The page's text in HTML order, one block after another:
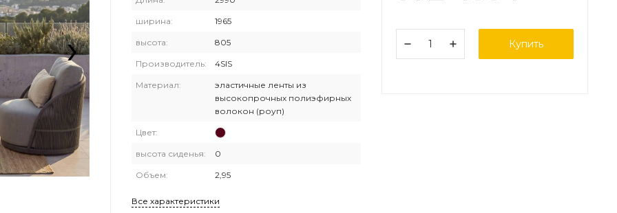
›
ширина: 1965
высота: 805
Производитель: 4SIS
Материал:
эластичные ленты из
высокопрочных полиэфирных
волокон (роуп)
Цвет:
высота сиденья: 0
Объем: 2,95
Все характеристики
Купить